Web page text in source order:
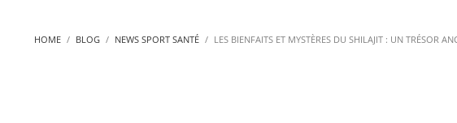
HOME BLOG NEWS SPORT SANTÉ LES BIENFAITS ET MYSTÈRES DU SHILAJIT : UN TRÉSOR